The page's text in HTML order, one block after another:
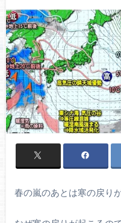
春の嵐のあとは寒の戻り